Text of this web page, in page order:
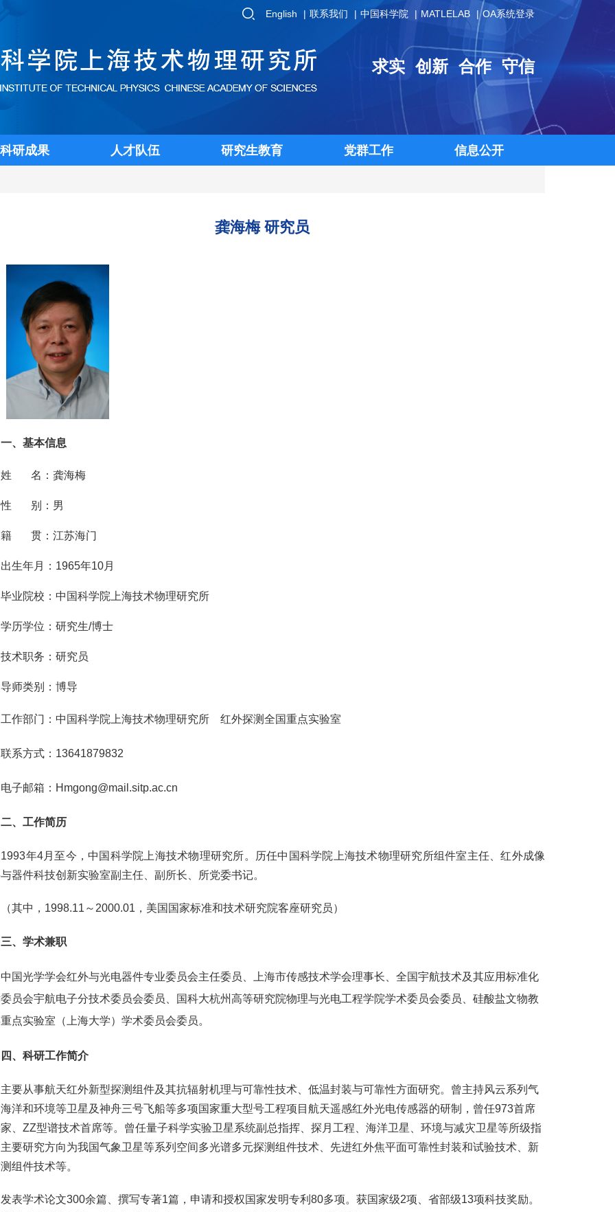
English 联系我们 中国科学院 MATLELAB OA系统登录
求实 创新 合作 守信
科研成果 人才队伍 研究生教育 党群工作 信息公开
龚海梅 研究员
一、基本信息
名：龚海梅
别：男
贯：江苏海门
生年月：1965年10月
业院校：中国科学院上海技术物理研究所
历学位：研究生/博士
术职务：研究员
师类别：博导
部门：中国科学院上海技术物理研究所 红外探测全国重点实验室
联系方式：13641879832
邮箱：Hmgong@mail.sitp.ac.cn
二、工作简历
年4月至今，中国科学院上海技术物理研究所。历任中国科学院上海技术物理研究所组件室主任、红外成像
器件科技创新实验室副主任、副所长、所党委书记。
中，1998.11～2000.01，美国国家标准和技术研究院客座研究员）
三、学术兼职
中国光学学会红外与光电器件专业委员会主任委员、上海市传感技术学会理事长、全国宇航技术及其应用标准化
员会宇航电子分技术委员会委员、国科大杭州高等研究院物理与光电工程学院学术委员会委员、硅酸盐文物教
点实验室（上海大学）学术委员会委员。
四、科研工作简介
主要从事航天红外新型探测组件及其抗辐射机理与可靠性技术、低温封装与可靠性方面研究。曾主持风云系列气
洋和环境等卫星及神舟三号飞船等多项国家重大型号工程项目航天遥感红外光电传感器的研制，曾任973首席
、ZZ型谱技术首席等。曾任量子科学实验卫星系统副总指挥、探月工程、海洋卫星、环境与减灾卫星等所级指
要研究方向为我国气象卫星等系列空间多光谱多元探测组件技术、先进红外焦平面可靠性封装和试验技术、新
组件技术等。
发表学术论文300余篇、撰写专著1篇，申请和授权国家发明专利80多项。获国家级2项、省部级13项科技奖励。